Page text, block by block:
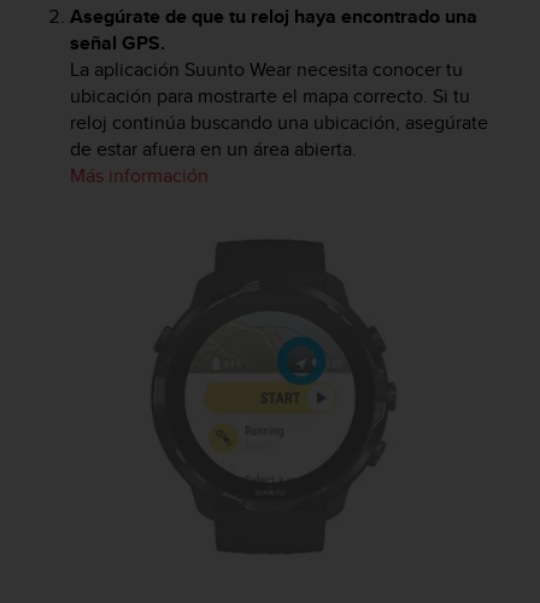
Asegúrate de que tu reloj haya encontrado una
señal GPS.
La aplicación Suunto Wear necesita conocer tu
ubicación para mostrarte el mapa correcto. Si tu
reloj continúa buscando una ubicación, asegúrate
de estar afuera en un área abierta.
Más información